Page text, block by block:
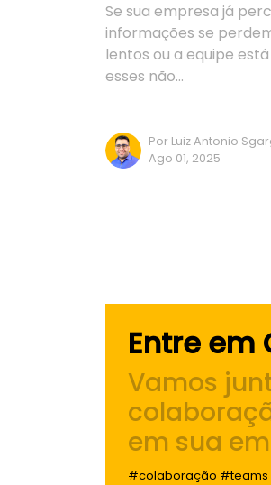
Se sua empresa já
informações se
lentos ou a equipe
esses não…
Por Luiz Antonio
Ago 01, 2025
Entre em
Vamos
em sua
#colaboração #teams